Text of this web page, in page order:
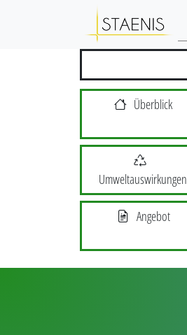
Überblick
Umweltauswirkungen
Angebot